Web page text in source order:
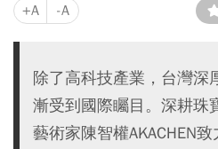
+A -A
除了高科技產業，台灣深
漸受到國際矚目。深耕珠
藝術家陳智權AKACHEN